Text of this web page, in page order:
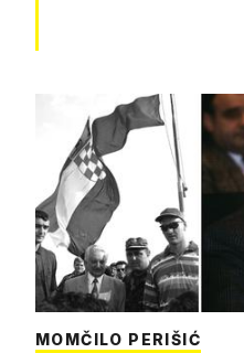
MOMČILO PERIŠIĆ